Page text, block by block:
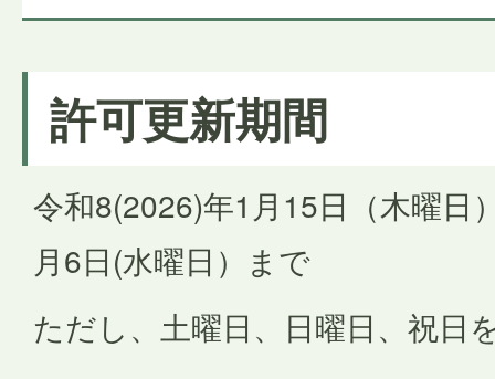
許可更新期間
令和8(2026)年1月15日（木曜日
月6日(水曜日）まで
ただし、土曜日、日曜日、祝日